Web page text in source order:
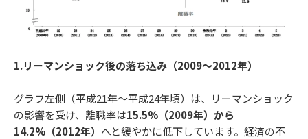
1.リーマンショック後の落ち込み（2009～2012年）
グラフ左側（平成21年～平成24年頃）は、リーマンショック
の影響を受け、離職率は15.5%（2009年）から
14.2%（2012年） へと緩やかに低下しています。経済の不